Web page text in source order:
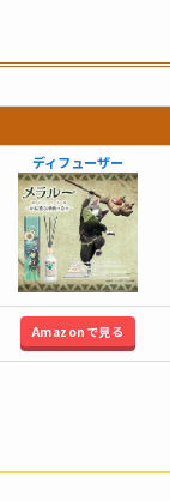
ディフューザー
Amazonで見る